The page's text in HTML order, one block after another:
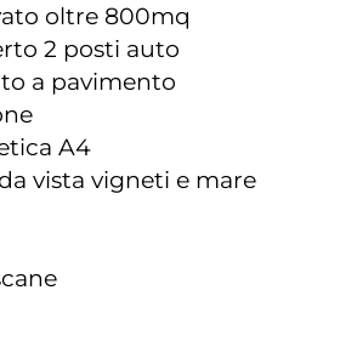
oltre 800mq
2 posti auto
a pavimento
A4
vista vigneti e mare